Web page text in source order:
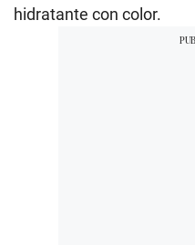
hidratante con color.